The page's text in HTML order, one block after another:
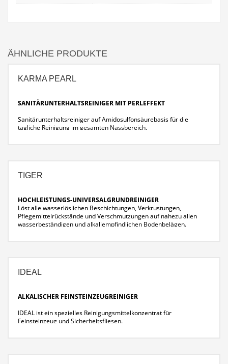
ÄHNLICHE PRODUKTE
KARMA PEARL
SANITÄRUNTERHALTSREINIGER MIT PERLEFFEKT
Sanitärunterhaltsreiniger auf Amidosulfonsäurebasis für die
tägliche Reinigung im gesamten Nassbereich.
TIGER
HOCHLEISTUNGS-UNIVERSALGRUNDREINIGER
Löst alle wasserlöslichen Beschichtungen, Verkrustungen,
Pflegemittelrückstände und Verschmutzungen auf nahezu allen
wasserbeständigen und alkaliempfindlichen Bodenbelägen.
IDEAL
ALKALISCHER FEINSTEINZEUGREINIGER
IDEAL ist ein spezielles Reinigungsmittelkonzentrat für
Feinsteinzeug und Sicherheitsfliesen.